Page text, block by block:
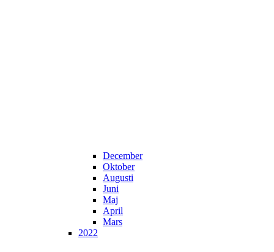
December
Oktober
Augusti
Juni
Maj
April
Mars
2022